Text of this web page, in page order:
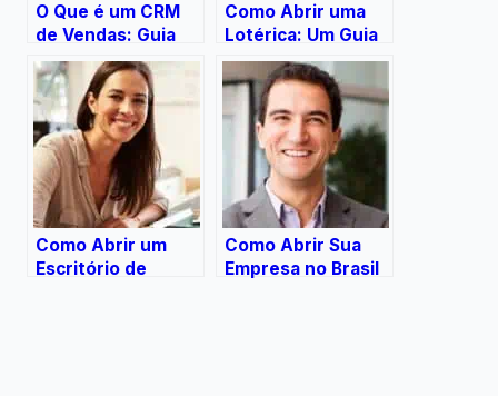
O Que é um CRM
de Vendas: Guia
Completo
Como Abrir uma
Lotérica: Um Guia
Completo
Como Abrir um
Escritório de
Como Abrir Sua
Empresa no Brasil